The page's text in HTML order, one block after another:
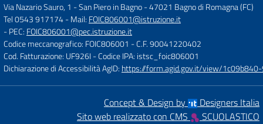
Via Nazario Sauro, 1 - San Piero in Bagno-47021 Bagno di Romagna (FC)
Tel 0543 917174- Mail: FOIC806001@istruzione.it
- PEC: FOIC806001@pec.istruzione.it
Codice meccanografico: FOIC806001 - C.F. 90041220402
Cod. Fatturazione: UF926I- Codice IPA: istsc_foic806001
Dichiarazione di Accessibilità AgID: https://form.agid.gov.it/view/
Concept & Design by
Designers Italia
Sito web realizzato con CMS
SCUOLASTICO